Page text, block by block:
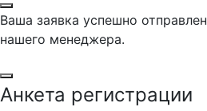
Ваша заявка успешно
нашего менеджера.
Анкета регистрации